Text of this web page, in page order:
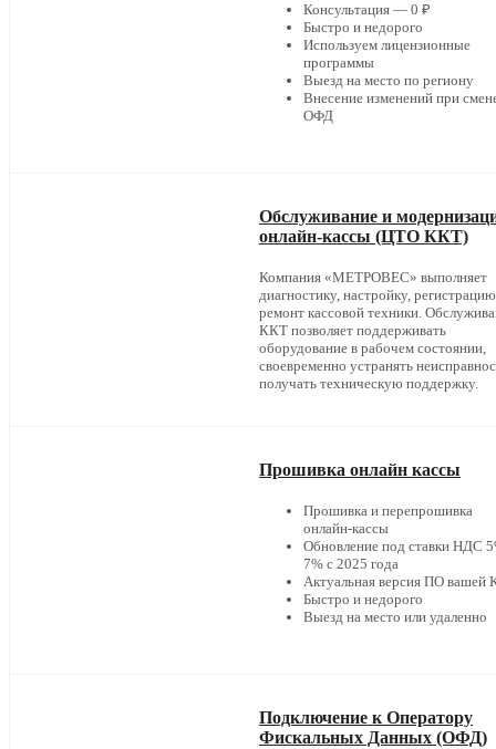
Консультация — 0 ₽
Быстро и недорого
Используем лицензионные
программы
Выезд на место по региону
Внесение изменений при
ОФД
Обслуживание и
онлайн-кассы (ЦТО ККТ)
Компания «МЕТРОВЕС» выполняет
диагностику, настройку,
ремонт кассовой техники.
ККТ позволяет поддерживать
оборудование в рабочем состоянии,
своевременно устранять
получать техническую поддержку.
Прошивка онлайн кассы
Прошивка и перепрошивка
онлайн-кассы
Обновление под ставки НДС
7% с 2025 года
Актуальная версия ПО вашей
Быстро и недорого
Выезд на место или удаленно
Подключение к Оператору
Фискальных Данных (ОФД)